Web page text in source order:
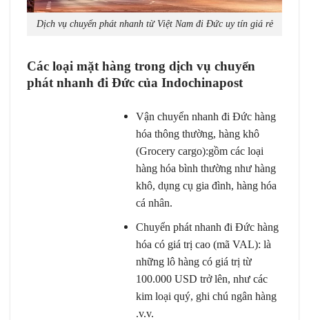
Dịch vụ chuyển phát nhanh từ Việt Nam đi Đức uy tín giá rẻ
Các loại mặt hàng trong dịch vụ chuyển
phát nhanh đi Đức của Indochinapost
Vận chuyển nhanh đi Đức hàng
hóa thông thường, hàng khô
(Grocery cargo):gồm các loại
hàng hóa bình thường như hàng
khô, dụng cụ gia đình, hàng hóa
cá nhân.
Chuyển phát nhanh đi Đức hàng
hóa có giá trị cao (mã VAL): là
những lô hàng có giá trị từ
100.000 USD trở lên, như các
kim loại quý, ghi chú ngân hàng
.v.v.